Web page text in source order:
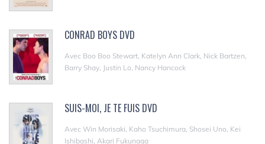
CONRAD BOYS DVD
Avec Boo Boo Stewart, Katelyn Ann Clark, Nick Bartzen,
Barry Shay, Justin Lo, Nancy Hancock
SUIS-MOI, JE TE FUIS DVD
Avec Win Morisaki, Kaho Tsuchimura, Shosei Uno, Kei
Ishibashi, Akari Fukunaga